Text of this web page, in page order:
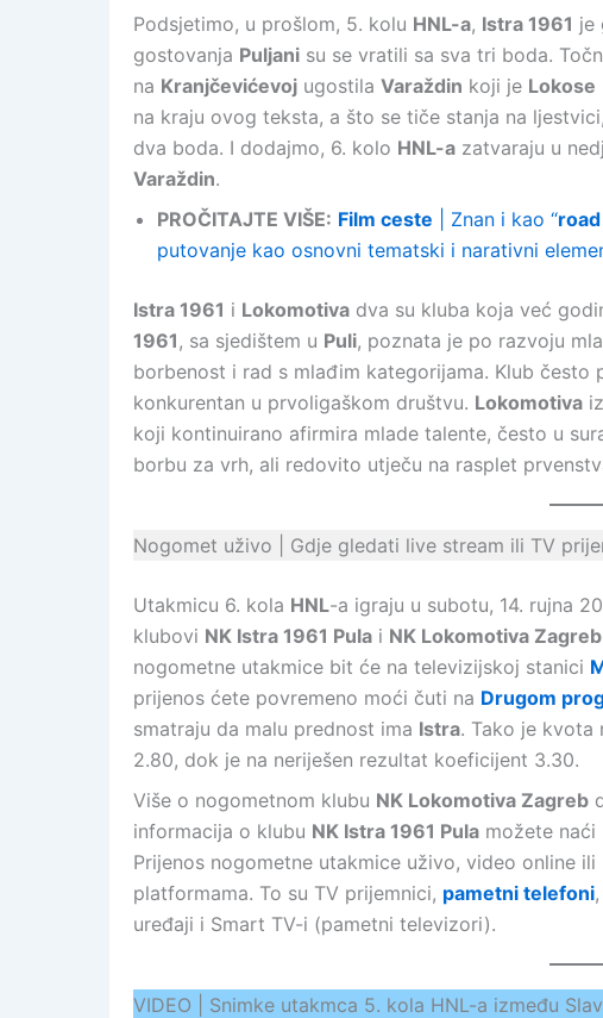
Podsjetimo, u prošlom, 5. kolu HNL-a, Istra 1961 je
gostovanja Puljani su se vratili sa sva tri boda.
na Kranjčevićevoj ugostila Varaždin koji je Lokose
na kraju ovog teksta, a što se tiče stanja na ljestvici,
dva boda. I dodajmo, 6. kolo HNL-a zatvaraju u
Varaždin.
PROČITAJTE VIŠE: Film ceste | Znan i kao “
putovanje kao osnovni tematski i narativni
Istra 1961 i Lokomotiva dva su kluba koja već
1961, sa sjedištem u Puli, poznata je po razvoju
borbenost i rad s mlađim kategorijama. Klub
konkurentan u prvoligaškom društvu. Lokomotiva iz
koji kontinuirano afirmira mlade talente, često u
borbu za vrh, ali redovito utječu na rasplet
Nogomet uživo | Gdje gledati live stream ili TV
Utakmicu 6. kola HNL-a igraju u subotu, 14. rujna
klubovi NK Istra 1961 Pula i NK Lokomotiva Zagreb
nogometne utakmice bit će na televizijskoj stanici
prijenos ćete povremeno moći čuti na Drugom
smatraju da malu prednost ima Istra. Tako je kvota
2.80, dok je na neriješen rezultat koeficijent 3.30.
Više o nogometnom klubu NK Lokomotiva Zagreb
informacija o klubu NK Istra 1961 Pula možete naći
Prijenos nogometne utakmice uživo, video online
platformama. To su TV prijemnici, pametni telefoni
uređaji i Smart TV-i (pametni televizori).
VIDEO | Snimke utakmca 5. kola HNL-a između